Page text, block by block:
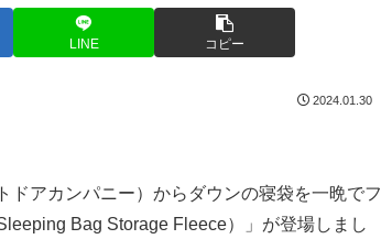
LINE コピー
2024.01.30
ドアカンパニー）からダウンの寝袋を一晩でフ
Bag Storage Fleece）」が登場しまし